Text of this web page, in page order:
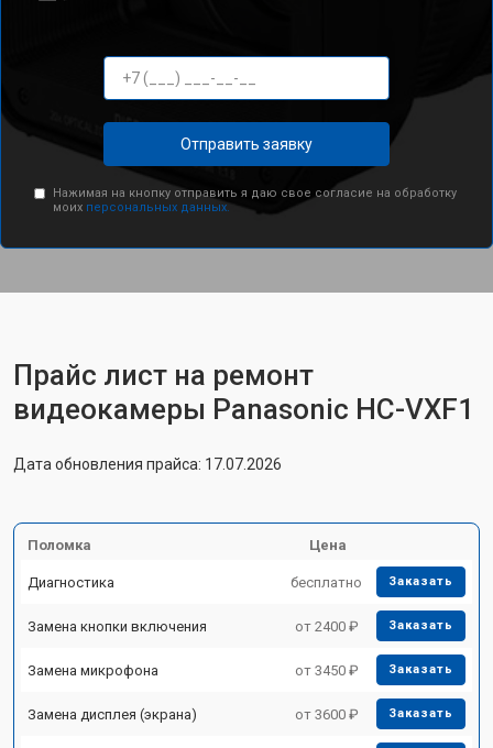
Отправить заявку
Нажимая на кнопку отправить я даю свое согласие на обработку
моих персональных данных.
Прайс лист на ремонт
видеокамеры Panasonic HC-VXF1
Дата обновления прайса: 17.07.2026
Поломка Цена
Диагностика бесплатно Заказать
Замена кнопки включения от 2400 ₽ Заказать
Замена микрофона от 3450 ₽ Заказать
Замена дисплея (экрана) от 3600 ₽ Заказать